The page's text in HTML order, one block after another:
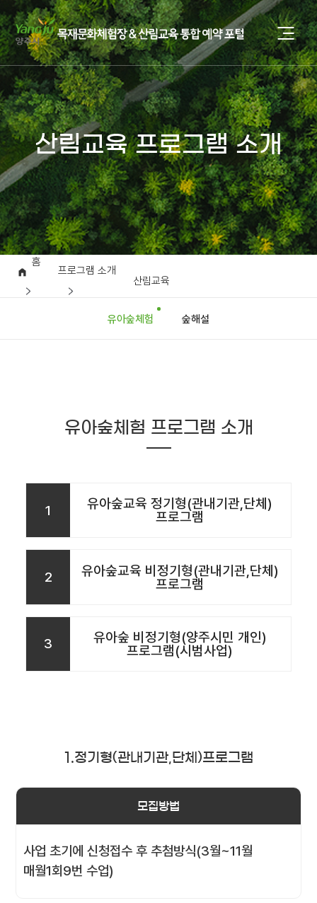
산림교육 프로그램 소개
홈
프로그램 소개
산림교육
유아숲체험 숲해설
유아숲체험 프로그램 소개
1
유아숲교육 정기형(관내기관,단체)
프로그램
2
유아숲교육 비정기형(관내기관,단체)
프로그램
3
유아숲 비정기형(양주시민 개인)
프로그램(시범사업)
1.정기형(관내기관,단체)프로그램
모집방법
사업 초기에 신청접수 후 추첨방식(3월~11월
매월1회9번 수업)